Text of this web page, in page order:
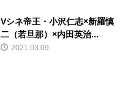
Vシネ帝王・小沢仁志×新羅慎
二（若旦那）×内田英治...
2021.03.09